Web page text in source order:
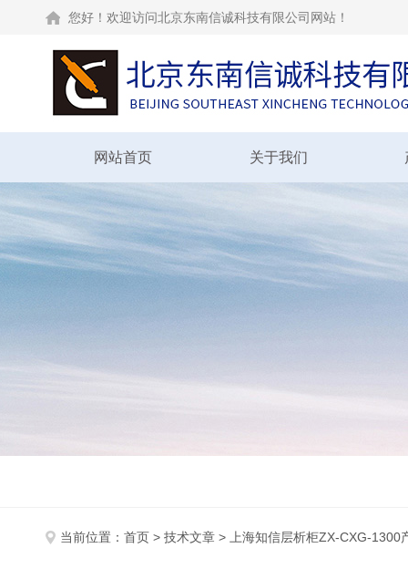
您好！欢迎访问北京东南信诚科技有限公司网站！
网站首页 关于我们
当前位置： 首页 > 技术文章 > 上海知信层析柜ZX-CXG-1300